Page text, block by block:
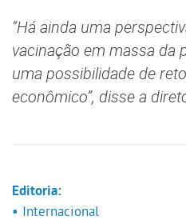
“Há ainda uma
vacinação em massa da
uma possibilidade de
econômico”, disse a
Editoria:
• Internacional